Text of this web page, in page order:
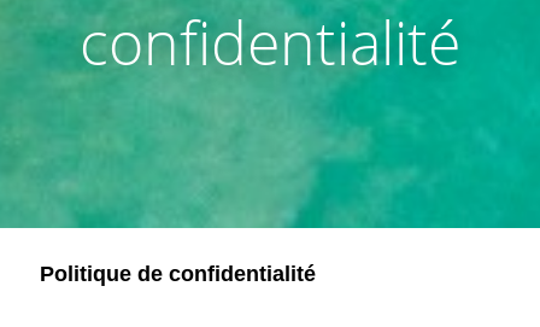
confidentialité
Politique de confidentialité